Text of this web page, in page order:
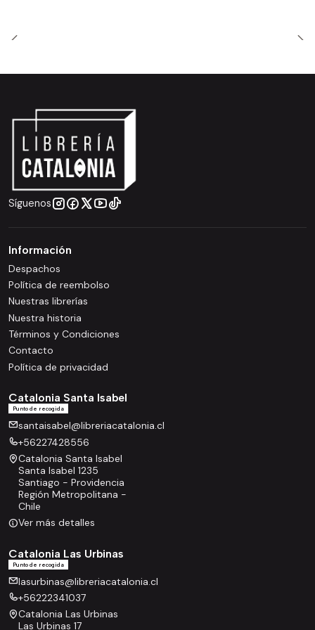
Síguenos
Información
Despachos
Política de reembolso
Nuestras librerías
Nuestra historia
Términos y Condiciones
Contacto
Política de privacidad
Catalonia Santa Isabel
Punto de recogida
santaisabel@libreriacatalonia.cl
+56227428556
Catalonia Santa Isabel
Santa Isabel 1235
Santiago - Providencia
Región Metropolitana -
Chile
Ver más detalles
Catalonia Las Urbinas
Punto de recogida
lasurbinas@libreriacatalonia.cl
+56222341037
Catalonia Las Urbinas
Las Urbinas 17